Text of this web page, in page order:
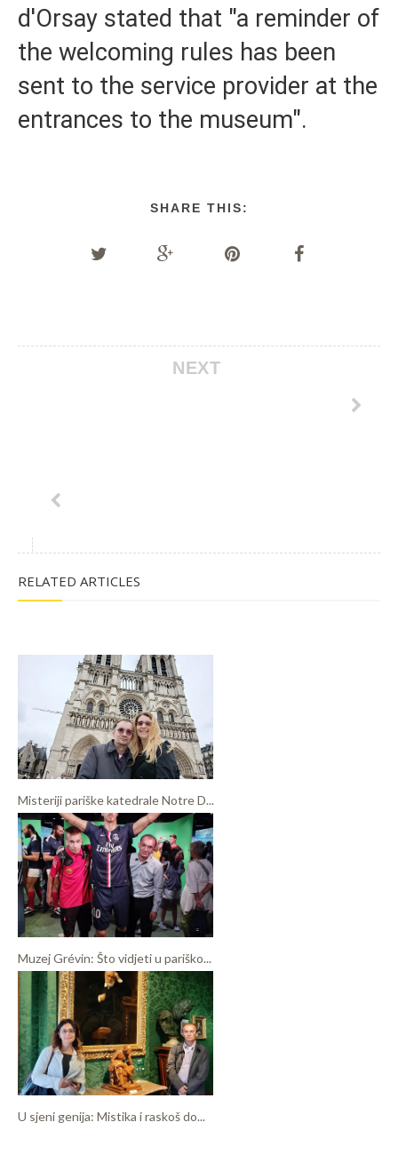
d'Orsay stated that "a reminder of
the welcoming rules has been
sent to the service provider at the
entrances to the museum".
SHARE THIS:
NEXT
RELATED ARTICLES
Misteriji pariške katedrale Notre D...
Muzej Grévin: Što vidjeti u pariško...
U sjeni genija: Mistika i raskoš do...